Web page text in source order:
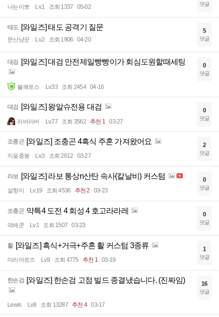
나는이뽀 Lv.1 조회 1337 05-02 댓글
태도 [와일즈] 태도 공격기 질문
문산냥꾼 Lv.2 조회 1906 04-20
5
댓글
대검 [와일즈] 대검 안전제일빵빵이가 회심도원할때세팅
불쾌토스 Lv.33 조회 2454 04-16
0
댓글
대검 [와일즈] 왕알슈전용 대검
러버러버 Lv.77 조회 3562 추천 1 03-27
0
댓글
조충곤 [와일즈] 조충곤 4흑식 주혼 가져왔어요
지읒충봉 Lv.3 조회 2612 03-27
2
댓글
라보 [와일즈] 라보 통상n산탄 속사(칼날비) 커스텀
설향이 Lv.19 조회 4536 추천 2 03-23
0
댓글
조충곤 약특4 도전 4 회성 4 호고라라레
덕배쿤 Lv.1 조회 1507 03-23
0
댓글
활 [와일즈] 흑식+거극+주혼 활 커스텀 3종류
마리아로즈 Lv.9 조회 4775 추천 1 03-19
1
댓글
한손검 [와일즈] 한손검 고점 빌드 종결냈습니다. (진짜임)
Lewis Lv.8 조회 13287 추천 4 03-17
16
댓글